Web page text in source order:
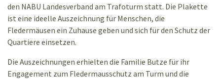
den NABU Landesverband am Trafoturm statt. Die Plakette
ist eine ideelle Auszeichnung für Menschen, die
Fledermäusen ein Zuhause geben und sich für den Schutz der
Quartiere einsetzen.
Die Auszeichnungen erhielten die Familie Butze für ihr
Engagement zum Fledermausschutz am Turm und die